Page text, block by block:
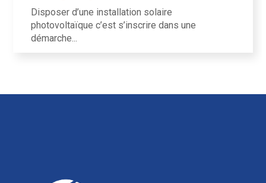
Disposer d’une installation solaire
photovoltaïque c’est s’inscrire dans une
démarche...